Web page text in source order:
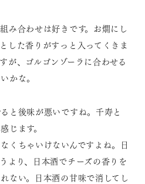
み合わせは好きです。お燗にし
した香りがすっと入ってくきま
が、ゴルゴンゾーラに合わせる
かな。
と後味が悪いですね。千寿と
じます。
くちゃいけないんですよね。日
より、日本酒でチーズの香りを
ない。日本酒の甘味で消してし